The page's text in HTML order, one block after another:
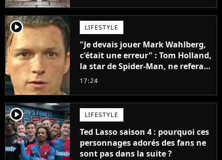
player2 LIFESTYLE
"Je devais jouer Mark Wahlberg,
c'était une erreur" : Tom Holland,
la star de Spider-Man, ne referait
pas ce blockbuster
17:24
player2 LIFESTYLE
Ted Lasso saison 4 : pourquoi ces
personnages adorés des fans ne
sont pas dans la suite ?